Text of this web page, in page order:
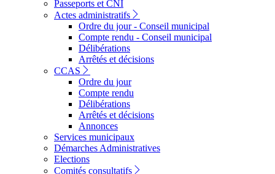
Passeports et CNI
Actes administratifs
Ordre du jour - Conseil municipal
Compte rendu - Conseil municipal
Délibérations
Arrêtés et décisions
CCAS
Ordre du jour
Compte rendu
Délibérations
Arrêtés et décisions
Annonces
Services municipaux
Démarches Administratives
Elections
Comités consultatifs